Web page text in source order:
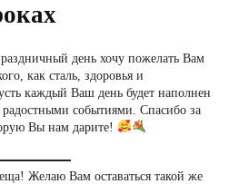
день хочу пожелать Вам
как сталь, здоровья и
каждый Ваш день будет наполнен
событиями. Спасибо за
Вы нам дарите!
Желаю Вам оставаться такой же